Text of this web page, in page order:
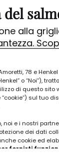
alla
la
78 e
o “Noi”),
di questo sito
sul tuo
noi e i nostri
dei dati
cookie ed
fornirti